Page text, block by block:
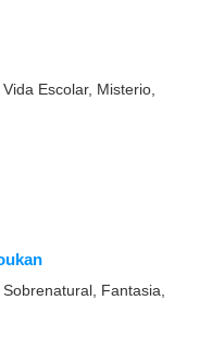
Escolar, Misterio,
Fantasia,